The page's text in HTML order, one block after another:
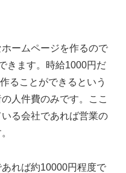
ームページを作るので
きます。時給1000円だ
ることができるという
人件費のみです。ここ
る会社であれば営業の
れば約10000円程度で